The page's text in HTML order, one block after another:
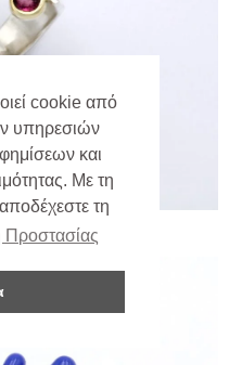
cookie από
υπηρεσιών
και
Με τη
τη
Προστασίας